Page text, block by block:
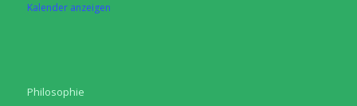
Kalender anzeigen
Philosophie